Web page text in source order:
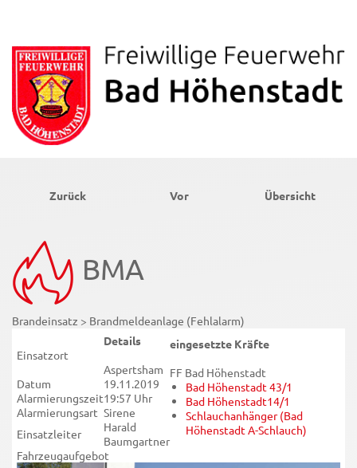
Zurück Vor Übersicht
BMA
Brandeinsatz > Brandmeldeanlage (Fehlalarm)
Einsatzort
Details
Aspertsham
Datum
19.11.2019
Alarmierungszeit19:57 Uhr
Alarmierungsart Sirene
Einsatzleiter
Harald
Baumgartner
eingesetzte Kräfte
FF Bad Höhenstadt
Bad Höhenstadt 43/1
Bad Höhenstadt14/1
Schlauchanhänger (Bad
Höhenstadt A-Schlauch)
Fahrzeugaufgebot